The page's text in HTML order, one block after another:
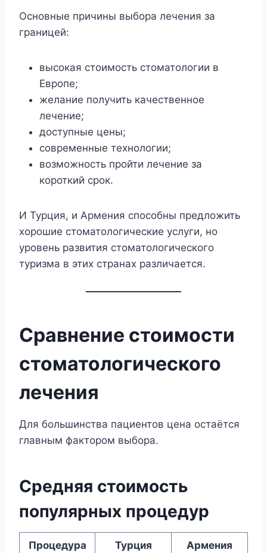
Основные причины выбора лечения за
границей:
высокая стоимость стоматологии в
Европе;
желание получить качественное
лечение;
доступные цены;
современные технологии;
возможность пройти лечение за
короткий срок.
И Турция, и Армения способны предложить
хорошие стоматологические услуги, но
уровень развития стоматологического
туризма в этих странах различается.
Сравнение стоимости
стоматологического
лечения
Для большинства пациентов цена остаётся
главным фактором выбора.
Средняя стоимость
популярных процедур
Процедура Турция Армения